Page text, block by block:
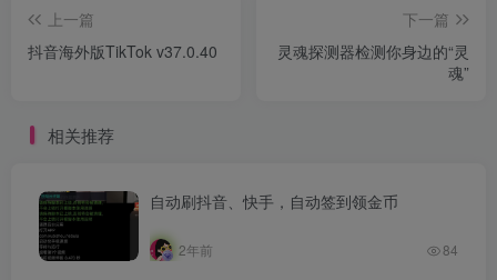
上一篇
抖音海外版TikTok v37.0.40
下一篇
灵魂探测器检测你身边的“灵
魂”
相关推荐
自动刷抖音、快手，自动签到领金币
2年前 84